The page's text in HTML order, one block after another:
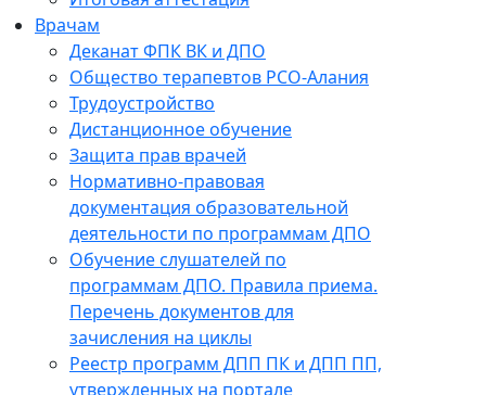
Врачам
Деканат ФПК ВК и ДПО
Общество терапевтов РСО-Алания
Трудоустройство
Дистанционное обучение
Защита прав врачей
Нормативно-правовая
документация образовательной
деятельности по программам ДПО
Обучение слушателей по
программам ДПО. Правила приема.
Перечень документов для
зачисления на циклы
Реестр программ ДПП ПК и ДПП ПП,
утвержденных на портале